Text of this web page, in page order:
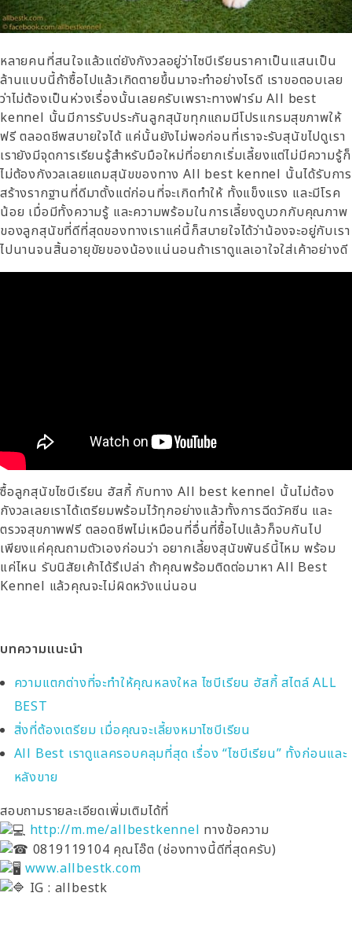
หลายคนที่สนใจแล้วแต่ยังกังวลอยู่ว่าไซบีเรียนราคาเป็นแสนเป็น
ล้านแบบนี้ถ้าซื้อไปแล้วเกิดตายขึ้นมาจะทำอย่างไรดี เราขอตอบเลย
ว่าไม่ต้องเป็นห่วงเรื่องนั้นเลยครับเพราะทางฟาร์ม All best
kennel นั้นมีการรับประกันลูกสุนัขทุกแถมมีโปรแกรมสุขภาพให้
ฟรี ตลอดชีพสบายใจได้ แค่นั้นยังไม่พอก่อนที่เราจะรับสุนัขไปดูเรา
เรายังมีจุดการเรียนรู้สำหรับมือใหม่ที่อยากเริ่มเลี้ยงแต่ไม่มีความรู้ก็
ไม่ต้องกังวลเลยแถมสุนัขของทาง All best kennel นั้นได้รับการ
สร้างรากฐานที่ดีมาตั้งแต่ก่อนที่จะเกิดทำให้ ทั้งแข็งแรง และมีโรค
น้อย เมื่อมีทั้งความรู้ และความพร้อมในการเลี้ยงดูบวกกับคุณภาพ
ของลูกสุนัขที่ดีที่สุดของทางเราแค่นี้ก็สบายใจได้ว่าน้องจะอยู่กับเรา
ไปนานจนสิ้นอายุขัยของน้องแน่นอนถ้าเราดูแลเอาใจใส่เค้าอย่างดี
ซื้อลูกสุนัขไซบีเรียน ฮัสกี้ กับทาง All best kennel นั้นไม่ต้อง
กังวลเลยเราได้เตรียมพร้อมไว้ทุกอย่างแล้วทั้งการฉีดวัคซีน และ
ตรวจสุขภาพฟรี ตลอดชีพไม่เหมือนที่อื่นที่ซื้อไปแล้วก็จบกันไป
เพียงแค่คุณถามตัวเองก่อนว่า อยากเลี้ยงสุนัขพันธ์นี้ไหม พร้อม
แค่ไหน รับนิสัยเค้าได้รึเปล่า ถ้าคุณพร้อมติดต่อมาหาAll Best
Kennel แล้วคุณจะไม่ผิดหวังแน่นอน
บทความแนะนำ
ความแตกต่างที่จะทำให้คุณหลงใหล ไซบีเรียน ฮัสกี้ สไตล์ ALL
BEST
สิ่งที่ต้องเตรียม เมื่อคุณจะเลี้ยงหมาไซบีเรียน
All Best เราดูแลครอบคลุมที่สุด เรื่อง “ไซบีเรียน” ทั้งก่อนและ
หลังขาย
สอบถามรายละเอียดเพิ่มเติมได้ที่
http://m.me/allbestkennel ทางข้อความ
0819119104 คุณโอ๊ต (ช่องทางนี้ดีที่สุดครับ)
www.allbestk.com
IG : allbestk